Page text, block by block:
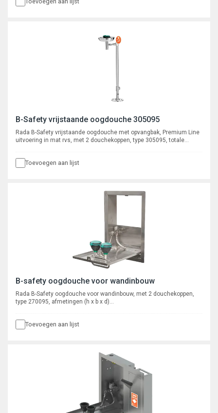
B-Safety vrijstaande oogdouche 305095
Rada B-Safety vrijstaande oogdouche met opvangbak, Premium Line
uitvoering in mat rvs, met 2 douchekoppen, type 305095, totale
Toevoegen aan lijst
B-safety oogdouche voor wandinbouw
Rada B-Safety oogdouche voor wandinbouw, met 2 douchekoppen,
type 270095, afmetingen (h x b x d)
Toevoegen aan lijst